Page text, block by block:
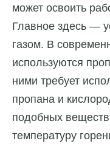
может освоить
Главное здесь —
газом. В
используются
ними требует
пропана и
подобных
температуру